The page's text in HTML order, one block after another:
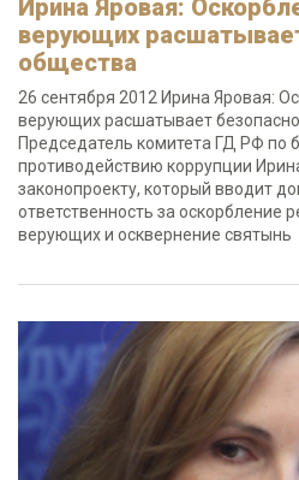
Ирина Яровая:
верующих
общества
26 сентября 2012 Ирина Яровая:
верующих расшатывает
Председатель комитета ГД РФ по
противодействию коррупции
законопроекту, который вводит
ответственность за оскорбление
верующих и осквернение святынь